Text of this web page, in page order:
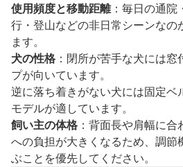
使用頻度と移動距離：毎日の通院
行・登山などの非日常シーンなの
ます。
犬の性格 ：閉所が苦手な犬には
プが向いています。
逆に落ち着きがない犬には固定ベ
モデルが適しています。
飼い主の体格 ：背面長や肩幅に
への負担が大きくなるため、調節
ぶことを優先してください。